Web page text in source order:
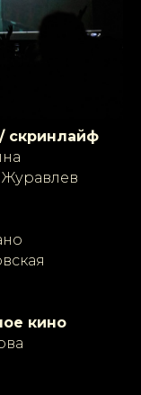
скринлайф
кино